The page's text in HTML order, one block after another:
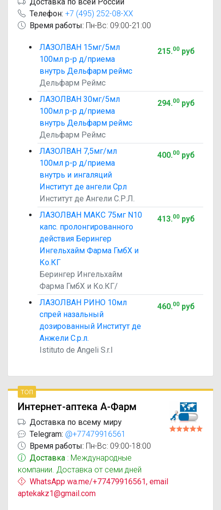
Телефон: +7 (495) 252-08-XX
Время работы: Пн-Вс: 09:00-21:00
ЛАЗОЛВАН 15мг/5мл
100мл р-р д/приема
внутрь Дельфарм реймс
Дельфарм Реймс
215.00руб
ЛАЗОЛВАН 30мг/5мл
100мл р-р д/приема
внутрь Дельфарм реймс
Дельфарм Реймс
294.00руб
ЛАЗОЛВАН 7,5мг/мл
100мл р-р д/приема
внутрь и ингаляций
Институт де ангели Срл
Институт де Ангели С.Р.Л.
400.00руб
ЛАЗОЛВАН МАКС 75мг N10
капс. пролонгированного
действия Берингер
Ингельхайм Фарма ГмбХ и
Ко.КГ
Берингер Ингельхайм
Фарма ГмбХ и Ко.КГ/
413.00руб
ЛАЗОЛВАН РИНО 10мл
спрей назальный
дозированный Институт де
Анжели С.р.л.
Istituto de Angeli S.r.l
460.00руб
топ
Интернет-аптека А-Фарм
Доставка по всему миру
Telegram: @+77479916561
Время работы: Пн-Вс: 09:00-18:00
Доставка : Международные
компании. Доставка от семи дней
WhatsApp wa.me/+77479916561, email
aptekakz1@gmail.com